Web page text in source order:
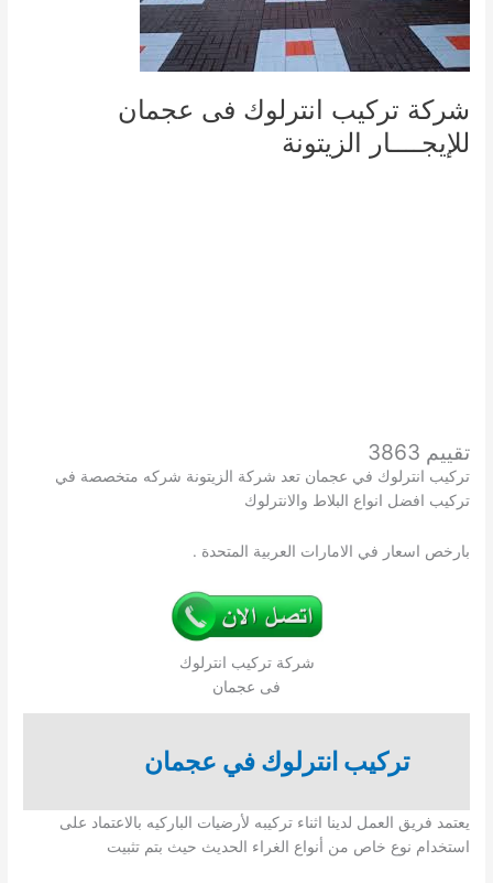
شركة تركيب انترلوك فى عجمان
للإيجــــار الزيتونة
تقييم 3863
تركيب انترلوك في عجمان تعد شركة الزيتونة شركه متخصصة في
تركيب افضل انواع البلاط والانترلوك
بارخص اسعار في الامارات العربية المتحدة .
شركة تركيب انترلوك
فى عجمان
تركيب انترلوك في عجمان
يعتمد فريق العمل لدينا اثناء تركيبه لأرضيات الباركيه بالاعتماد على
استخدام نوع خاص من أنواع الغراء الحديث حيث بتم تثبيت